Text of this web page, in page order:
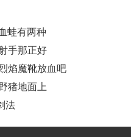
蛙有两种
手那正好
焰魔靴放血吧
猪地面上
法